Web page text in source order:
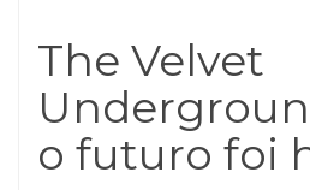
The Velvet
o futuro foi